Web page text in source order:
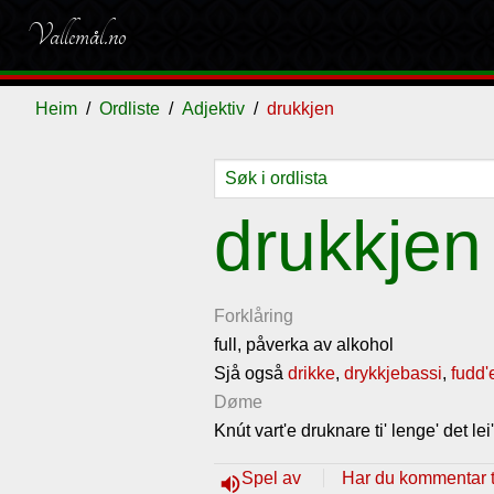
Vallemål.no
Heim Ordliste Adjektiv drukkjen
drukkjen
Forklåring
full, påverka av alkohol
Sjå også drikke, drykkjebassi,
Døme
Knút vart'e druknare ti' lenge' det
volume_upSpel av Har du kommentar